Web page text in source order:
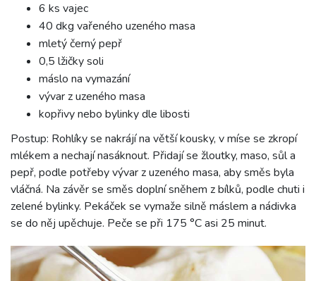
6 ks vajec
40 dkg vařeného uzeného masa
mletý černý pepř
0,5 lžičky soli
máslo na vymazání
vývar z uzeného masa
kopřivy nebo bylinky dle libosti
Postup: Rohlíky se nakrájí na větší kousky, v míse se zkropí
mlékem a nechají nasáknout. Přidají se žloutky, maso, sůl a
pepř, podle potřeby vývar z uzeného masa, aby směs byla
vláčná. Na závěr se směs doplní sněhem z bílků, podle chuti i
zelené bylinky. Pekáček se vymaže silně máslem a nádivka
se do něj upěchuje. Peče se při 175 °C asi 25 minut.